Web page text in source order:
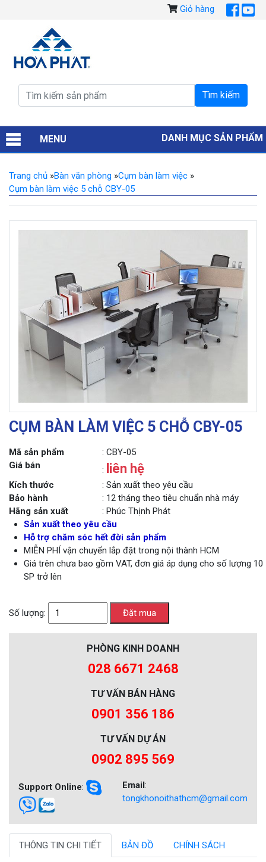
Giỏ hàng
MENU DANH MỤC SẢN PHẨM
Trang chủ »Bàn văn phòng »Cụm bàn làm việc »
Cụm bàn làm việc 5 chỗ CBY-05
CỤM BÀN LÀM VIỆC 5 CHỖ CBY-05
Mã sản phẩm
: CBY-05
Giá bán
: liên hệ
Kích thước
: Sản xuất theo yêu cầu
Bảo hành
: 12 tháng theo tiêu chuẩn nhà máy
Hãng sản xuất
: Phúc Thịnh Phát
Sản xuất theo yêu cầu
Hỗ trợ chăm sóc hết đời sản phẩm
MIỄN PHÍ vận chuyển lắp đặt trong nội thành HCM
Giá trên chưa bao gồm VAT, đơn giá áp dụng cho số lượng 10
SP trở lên
Số lượng:
PHÒNG KINH DOANH
028 6671 2468
TƯ VẤN BÁN HÀNG
0901 356 186
TƯ VẤN DỰ ÁN
0902 895 569
Support Online: Email:
tongkhonoithathcm@gmail.com
THÔNG TIN CHI TIẾT BẢN ĐỒ CHÍNH SÁCH